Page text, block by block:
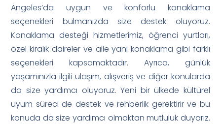
Angeles’da uygun ve konforlu konaklama
seçenekleri bulmanızda size destek oluyoruz.
Konaklama desteği hizmetlerimiz, öğrenci yurtları,
özel kiralık daireler ve aile yanı konaklama gibi farklı
seçenekleri kapsamaktadır. Ayrıca, günlük
yaşamınızla ilgili ulaşım, alışveriş ve diğer konularda
da size yardımcı oluyoruz. Yeni bir ülkede kültürel
uyum süreci de destek ve rehberlik gerektirir ve bu
konuda da size yardımcı olmaktan mutluluk duyarız.